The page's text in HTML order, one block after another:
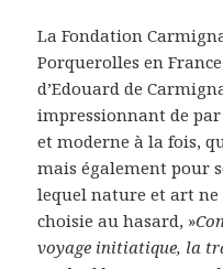
La Fondation
Porquerolles en
d’Edouard de
impressionnant de
et moderne à la fois,
mais également pour
lequel nature et art ne
choisie au hasard, »
voyage initiatique, la